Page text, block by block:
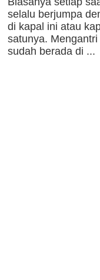
selalu berjumpa
di kapal ini atau
satunya. Mengantri
sudah berada di ...